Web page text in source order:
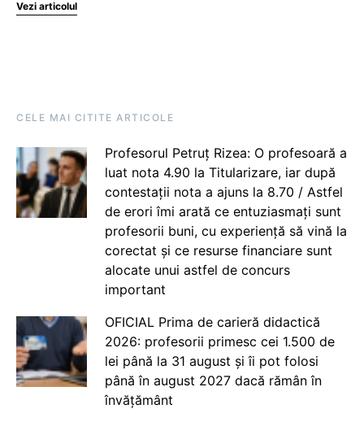
Vezi articolul
CELE MAI CITITE ARTICOLE
Profesorul Petruț Rizea: O profesoară a
luat nota 4.90 la Titularizare, iar după
contestații nota a ajuns la 8.70 / Astfel
de erori îmi arată ce entuziasmați sunt
profesorii buni, cu experiență să vină la
corectat și ce resurse financiare sunt
alocate unui astfel de concurs
important
OFICIAL Prima de carieră didactică
2026: profesorii primesc cei 1.500 de
lei până la 31 august și îi pot folosi
până în august 2027 dacă rămân în
învățământ